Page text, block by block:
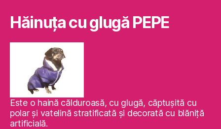
Hăinuţa cu glugă PEPE
Este o haină călduroasă, cu glugă, căptuşită cu
polar şi vatelină stratificată şi decorată cu blăniţă
artificială.